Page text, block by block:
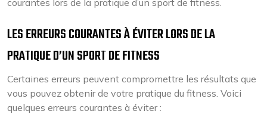
courantes lors de la pratique d’un sport de fitness.
LES ERREURS COURANTES À ÉVITER LORS DE LA
PRATIQUE D’UN SPORT DE FITNESS
Certaines erreurs peuvent compromettre les résultats que
vous pouvez obtenir de votre pratique du fitness. Voici
quelques erreurs courantes à éviter :